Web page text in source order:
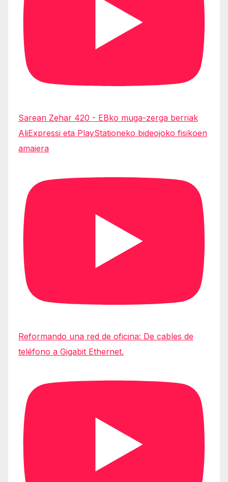
Sarean Zehar 420 - EBko muga-zerga berriak
AliExpressi eta PlayStationeko bideojoko fisikoen
amaiera
Reformando una red de oficina: De cables de
teléfono a Gigabit Ethernet.